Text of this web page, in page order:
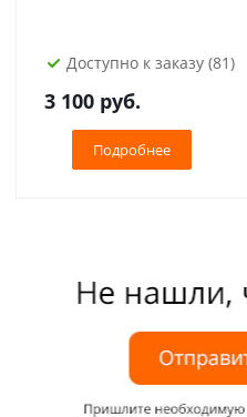
Доступно к заказу (81)
3 100 руб.
Подробнее